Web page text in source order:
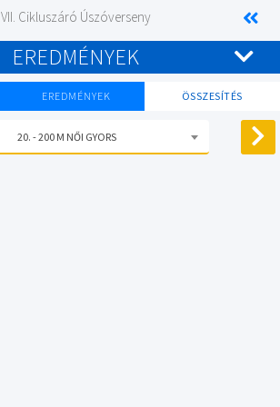
VII. Cikluszáró Úszóverseny
EREDMÉNYEK
EREDMÉNYEK ÖSSZESÍTÉS
20. - 200 M NŐI GYORS